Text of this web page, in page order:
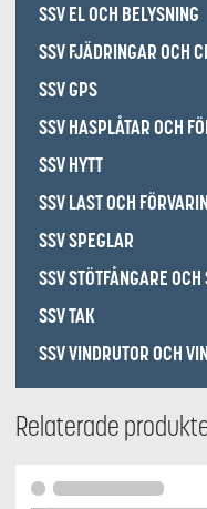
SSV EL OCH BELYSNING
SSV FJÄDRINGAR OCH
SSV GPS
SSV HASPLÅTAR OCH
SSV HYTT
SSV LAST OCH
SSV SPEGLAR
SSV STÖTFÅNGARE
SSV TAK
SSV VINDRUTOR OCH
Relaterade